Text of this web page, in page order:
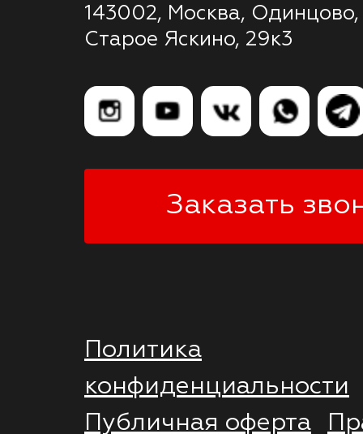
143002, Москва, Одинцово,
Старое Яскино, 29к3
Заказать
Политика
конфиденциальности
Публичная оферта